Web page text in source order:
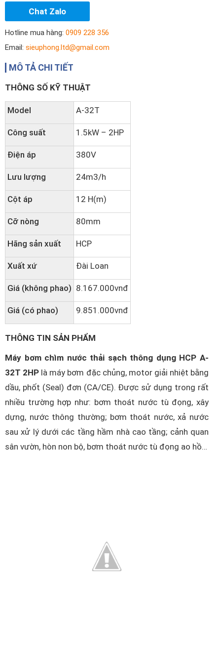
Chat Zalo
Hotline mua hàng: 0909 228 356
Email: sieuphong.ltd@gmail.com
MÔ TẢ CHI TIẾT
THÔNG SỐ KỸ THUẬT
Model A-32T
Công suất 1.5kW – 2HP
Điện áp 380V
Lưu lượng 24m3/h
Cột áp 12 H(m)
Cỡ nòng 80mm
Hãng sản xuất HCP
Xuất xứ Đài Loan
Giá (không phao) 8.167.000vnđ
Giá (có phao) 9.851.000vnđ
THÔNG TIN SẢN PHẨM
Máy bơm chìm nước thải sạch thông dụng HCP A-
32T 2HP là máy bơm đặc chủng, motor giải nhiệt bằng
dầu, phốt (Seal) đơn (CA/CE). Được sử dụng trong rất
nhiều trường hợp như: bơm thoát nước tù đọng, xây
dựng, nước thông thường; bơm thoát nước, xả nước
sau xử lý dưới các tầng hầm nhà cao tầng; cảnh quan
sân vườn, hòn non bộ, bơm thoát nước tù đọng ao hồ…